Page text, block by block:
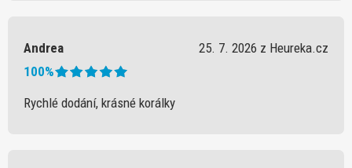
Andrea
25. 7. 2026 z Heureka.cz
100%
Rychlé dodání, krásné korálky